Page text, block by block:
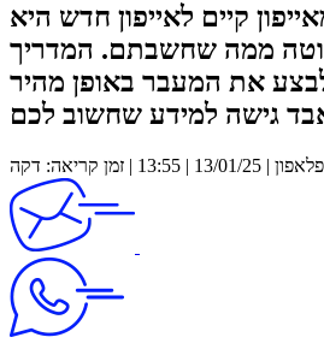
קיים לאייפון חדש היא
ממה שחשבתם. המדריך
את המעבר באופן מהיר
גישה למידע שחשוב לכם
| זמן קריאה: דקה